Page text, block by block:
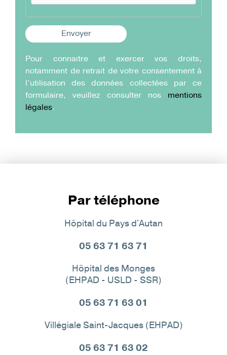
Pour connaitre et exercer vos droits,
notamment de retrait de votre consentement à
l’utilisation des données collectées par ce
formulaire, veuillez consulter nos mentions
légales.
Par téléphone
Hôpital du Pays d'Autan
05 63 71 63 71
Hôpital des Monges
(EHPAD - USLD - SSR)
05 63 71 63 01
Villégiale Saint-Jacques (EHPAD)
05 63 71 63 02